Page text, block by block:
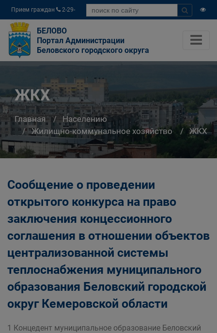
Прием граждан
2-29-
04
БЕЛОВО
Портал Администрации
Беловского городского округа
ЖКХ
Главная
Населению
Жилищно-коммунальное хозяйство
ЖКХ
Сообщение о проведении
открытого конкурса на право
заключения концессионного
соглашения в отношении объектов
централизованной системы
теплоснабжения муниципального
образования Беловский городской
округ Кемеровской области
1 Концедент муниципальное образование Беловский